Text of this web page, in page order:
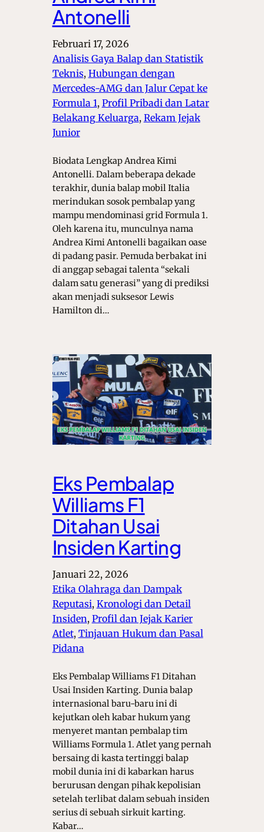
Antonelli
Februari 17, 2026
Analisis Gaya Balap dan Statistik
Teknis, Hubungan dengan
Mercedes-AMG dan Jalur Cepat ke
Formula 1, Profil Pribadi dan Latar
Belakang Keluarga, Rekam Jejak
Junior
Biodata Lengkap Andrea Kimi
Antonelli. Dalam beberapa dekade
terakhir, dunia balap mobil Italia
merindukan sosok pembalap yang
mampu mendominasi grid Formula 1.
Oleh karena itu, munculnya nama
Andrea Kimi Antonelli bagaikan oase
di padang pasir. Pemuda berbakat ini
di anggap sebagai talenta “sekali
dalam satu generasi” yang di prediksi
akan menjadi suksesor Lewis
Hamilton di…
Eks Pembalap
Williams F1
Ditahan Usai
Insiden Karting
Januari 22, 2026
Etika Olahraga dan Dampak
Reputasi, Kronologi dan Detail
Insiden, Profil dan Jejak Karier
Atlet, Tinjauan Hukum dan Pasal
Pidana
Eks Pembalap Williams F1 Ditahan
Usai Insiden Karting. Dunia balap
internasional baru-baru ini di
kejutkan oleh kabar hukum yang
menyeret mantan pembalap tim
Williams Formula 1. Atlet yang pernah
bersaing di kasta tertinggi balap
mobil dunia ini di kabarkan harus
berurusan dengan pihak kepolisian
setelah terlibat dalam sebuah insiden
serius di sebuah sirkuit karting.
Kabar…